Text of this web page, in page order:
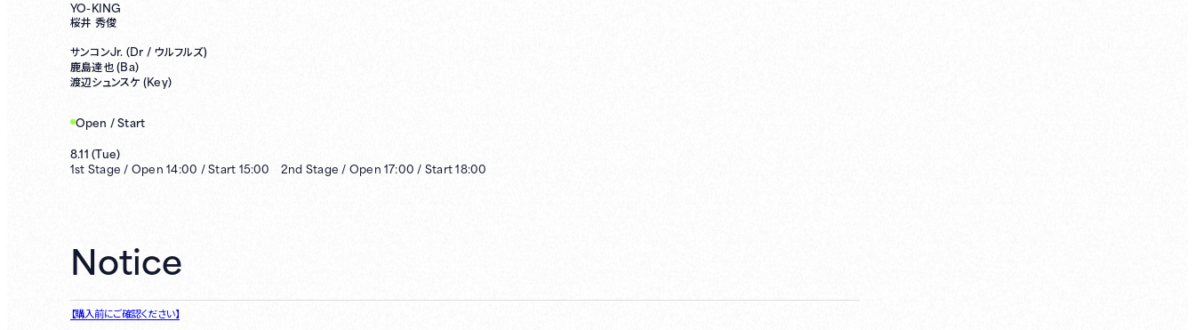
YO-KING
桜井 秀俊
サンコンJr. (Dr / ウルフルズ)
鹿島達也 (Ba)
渡辺シュンスケ (Key)
Open / Start
8.11 (Tue)
1st Stage / Open14:00 /Start 15:00 2nd Stage / Open 17:00 / Start18:00
Notice
【購入前にご確認ください】